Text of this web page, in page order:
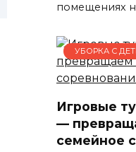
помещениях
УБОРКА С
Игровые
—
семейное